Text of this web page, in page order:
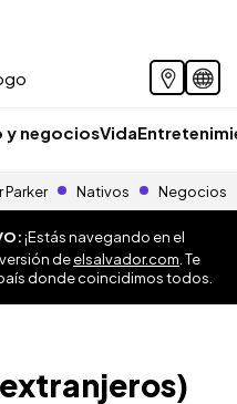
y negociosVida
Parker Nativos Negocios
¡Estás navegando en el
deelsalvador.com . Te
donde coincidimos todos.